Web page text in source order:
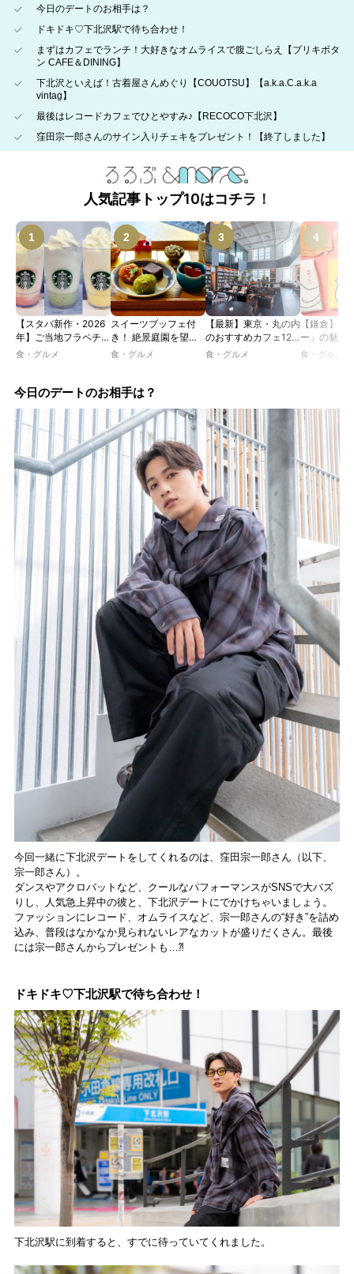
今日のデートのお相手は？
ドキドキ♡下北沢駅で待ち合わせ！
まずはカフェでランチ！大好きなオムライスで腹ごしらえ【ブリキボタ
ン CAFE＆DINING】
下北沢といえば！古着屋さんめぐり【COUOTSU】【a.k.a.C.a.k.a
vintag】
最後はレコードカフェでひとやすみ♪【RECOCO下北沢】
窪田宗一郎さんのサイン入りチェキをプレゼント！【終了しました】
人気記事トップ10はコチラ！
【スタバ新作・2026
年】ご当地フラペチー
ノが新登場！ 地域と
JIMOTO
森・群馬・沖縄で始
動。6種類を飲んで実
食レポート
食・グルメ
スイーツブッフェ付
き！ 絶景庭園を望む
ホテルレストランで味
ツトレンドVol.105】
食・グルメ
【最新】東京・丸の内
のおすすめカフェ12
選｜ひとりでゆったり
食・グルメ
【鎌倉】「
ー」の魅力
説！ 定番商
食・グルメ
今日のデートのお相手は？
今回一緒に下北沢デートをしてくれるのは、窪田宗一郎さん（以下、
宗一郎さん）。
ダンスやアクロバットなど、クールなパフォーマンスがSNSで大バズ
りし、人気急上昇中の彼と、下北沢デートにでかけちゃいましょう。
ファッションにレコード、オムライスなど、宗一郎さんの“好き”を詰め
込み、普段はなかなか見られないレアなカットが盛りだくさん。最後
には宗一郎さんからプレゼントも…⁈
ドキドキ♡下北沢駅で待ち合わせ！
下北沢駅に到着すると、すでに待っていてくれました。